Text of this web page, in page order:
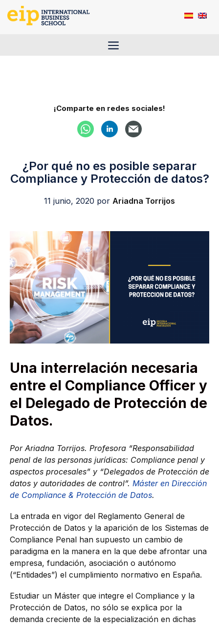
Saltar
Menú
¡Comparte en redes sociales!
¿Por qué no es posible separar
Compliance y Protección de datos?
11 junio, 2020 por Ariadna Torrijos
Una interrelación necesaria
entre el Compliance Officer y
el Delegado de Protección de
Datos.
Por Ariadna Torrijos. Profesora “Responsabilidad
penal de las personas jurídicas: Compliance penal y
aspectos procesales” y “Delegados de Protección de
datos y autoridades de control”. Máster en Dirección
de Compliance & Protección de Datos.
La entrada en vigor del Reglamento General de
Protección de Datos y la aparición de los Sistemas de
Compliance Penal han supuesto un cambio de
paradigma en la manera en la que debe afrontar una
empresa, fundación, asociación o autónomo
(“Entidades”) el cumplimiento normativo en España.
Estudiar un Máster que integre el Compliance y la
Protección de Datos, no sólo se explica por la
demanda creciente de la especialización en dichas